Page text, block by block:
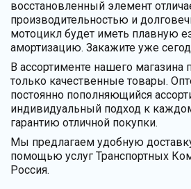
восстановленный элемент
производительностью и
мотоцикл будет иметь плавную
амортизацию. Закажите уже
В ассортименте нашего магазина
только качественные товары.
постоянно пополняющийся
индивидуальный подход к
гарантию отличной покупки.
Мы предлагаем удобную
помощью услуг Транспортных
Россия.